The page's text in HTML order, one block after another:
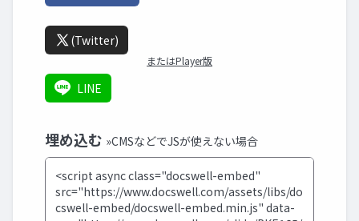
(Twitter)
またはPlayer版
LINE
埋め込む »CMSなどでJSが使えない場合